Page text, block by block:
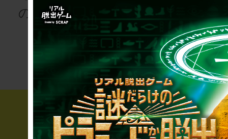
の登場人物にな
りませんか
次の授業は“謎
き”!?